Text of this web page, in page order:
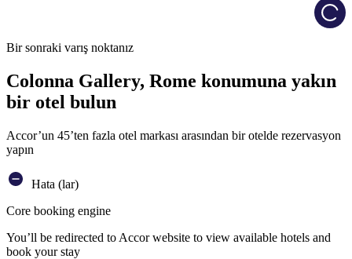
Bir sonraki varış noktanız
Colonna Gallery, Rome konumuna yakın
bir otel bulun
Accor’un 45’ten fazla otel markası arasından bir otelde rezervasyon
yapın
Hata (lar)
Core booking engine
You’ll be redirected to Accor website to view available hotels and
book your stay